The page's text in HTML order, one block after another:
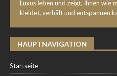
Luxus leben und zeigt, Ihnen wie
kleidet, verhält und entspannen
HAUPTNAVIGATION
Startseite